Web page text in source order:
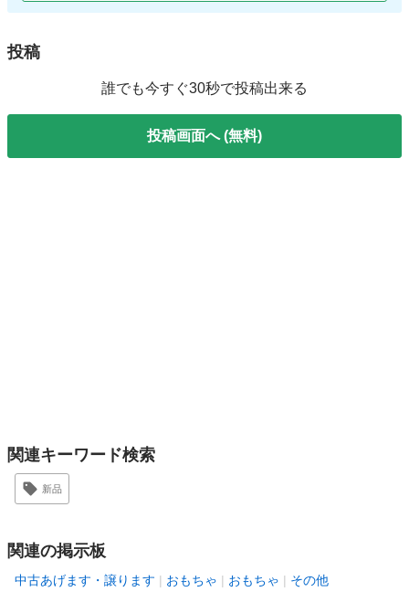
投稿
誰でも今すぐ30秒で投稿出来る
投稿画面へ (無料)
関連キーワード検索
新品
関連の掲示板
中古あげます・譲ります おもちゃ おもちゃ その他